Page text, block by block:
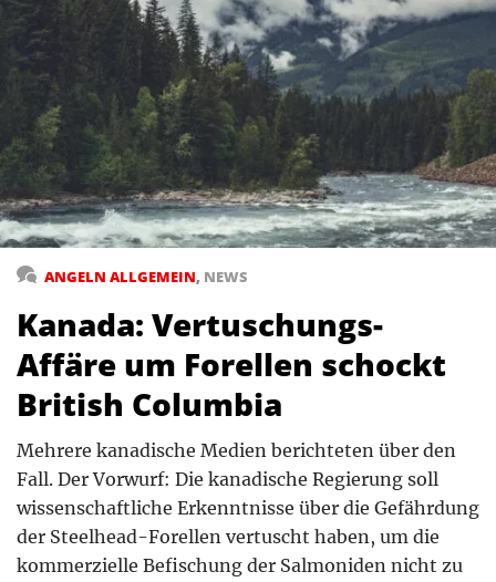
ANGELN ALLGEMEIN, NEWS
Kanada: Vertuschungs-
Affäre um Forellen schockt
British Columbia
Mehrere kanadische Medien berichteten über den
Fall. Der Vorwurf: Die kanadische Regierung soll
wissenschaftliche Erkenntnisse über die Gefährdung
der Steelhead-Forellen vertuscht haben, um die
kommerzielle Befischung der Salmoniden nicht zu